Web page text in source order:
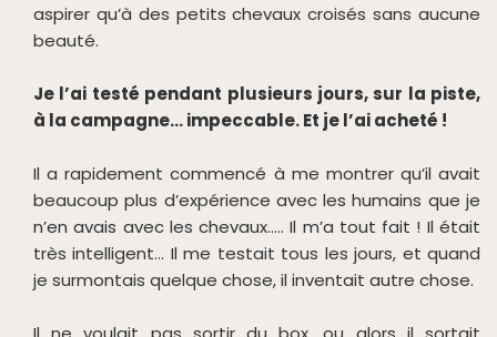
aspirer qu’à des petits chevaux croisés sans aucune
beauté.
Je l’ai testé pendant plusieurs jours, sur la piste,
à la campagne… impeccable. Et je l’ai acheté !
Il a rapidement commencé à me montrer qu’il avait
beaucoup plus d’expérience avec les humains que je
n’en avais avec les chevaux….. Il m’a tout fait ! Il était
très intelligent… Il me testait tous les jours, et quand
je surmontais quelque chose, il inventait autre chose.